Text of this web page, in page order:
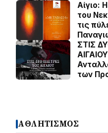
Αίγιο:
του
τις
ΣΤΙΣ
των
ΑΘΛΗΤΙΣΜΟΣ